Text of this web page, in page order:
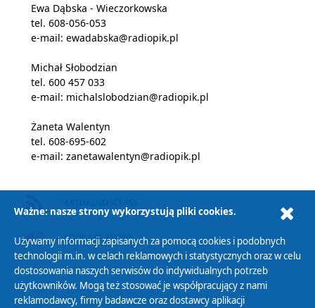
Ewa Dąbska - Wieczorkowska
tel. 608-056-053
e-mail: ewadabska@radiopik.pl
Michał Słobodzian
tel. 600 457 033
e-mail: michalslobodzian@radiopik.pl
Żaneta Walentyn
tel. 608-695-602
e-mail: zanetawalentyn@radiopik.pl
PODCAST AUDIO
Ważne: nasze strony wykorzystują pliki cookies.
Używamy informacji zapisanych za pomocą cookies i podobnych
technologii m.in. w celach reklamowych i statystycznych oraz w celu
dostosowania naszych serwisów do indywidualnych potrzeb
użytkowników. Mogą też stosować je współpracujący z nami
reklamodawcy, firmy badawcze oraz dostawcy aplikacji